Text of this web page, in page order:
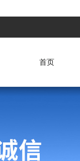
首页